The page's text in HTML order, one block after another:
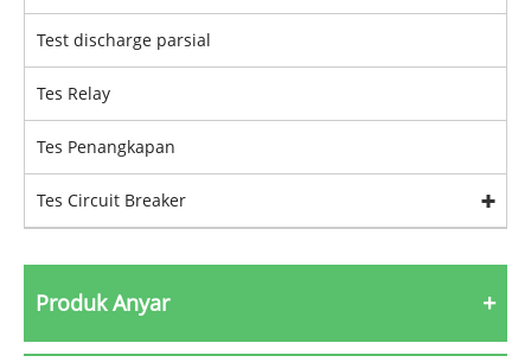
Test discharge parsial
Tes Relay
Tes Penangkapan
Tes Circuit Breaker
Produk Anyar